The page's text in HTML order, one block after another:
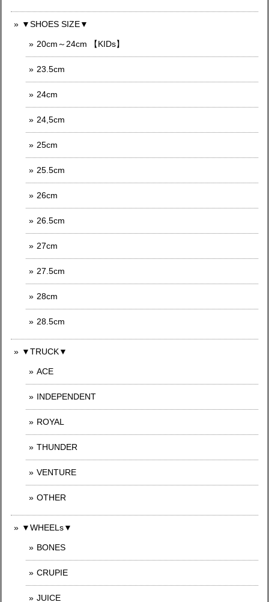
▼SHOES SIZE▼
20cm～24cm 【KIDs】
23.5cm
24cm
24,5cm
25cm
25.5cm
26cm
26.5cm
27cm
27.5cm
28cm
28.5cm
▼TRUCK▼
ACE
INDEPENDENT
ROYAL
THUNDER
VENTURE
OTHER
▼WHEELs▼
BONES
CRUPIE
JUICE